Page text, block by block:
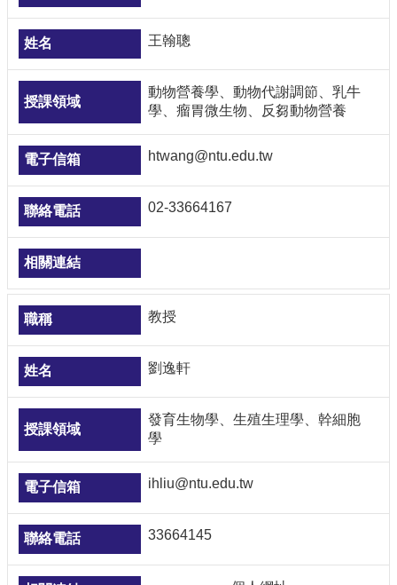
王翰聰
動物營養學、動物代謝調節、乳牛
學、瘤胃微生物、反芻動物營養
htwang@ntu.edu.tw
02-33664167
教授
劉逸軒
發育生物學、生殖生理學、幹細胞
學
ihliu@ntu.edu.tw
33664145